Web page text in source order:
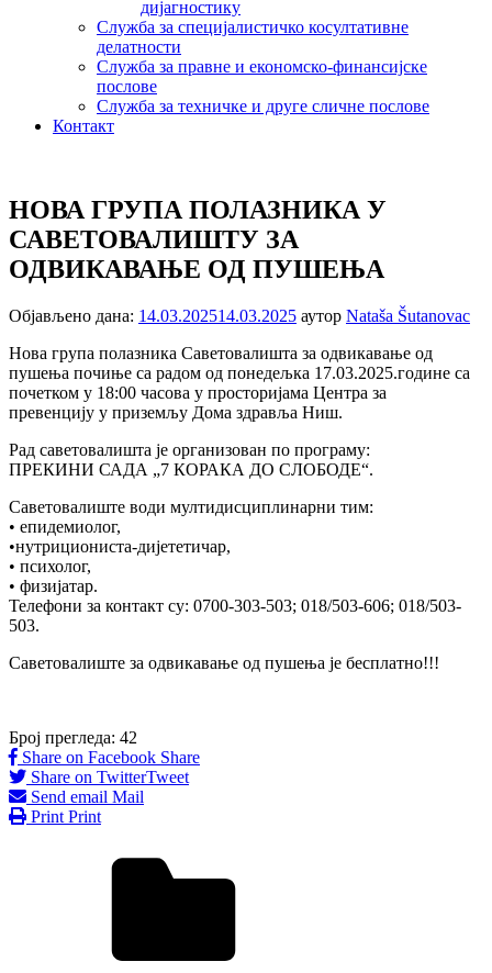
дијагностику
Служба за специјалистичко косултативне
делатности
Служба за правне и економско-финансијске
послове
Служба за техничке и друге сличне послове
Контакт
НОВА ГРУПА ПОЛАЗНИКА У
САВЕТОВАЛИШТУ ЗА
ОДВИКАВАЊЕ ОД ПУШЕЊА
Објављено дана: 14.03.202514.03.2025 аутор Nataša Šutanovac
Нова група полазника Саветовалишта за одвикавање од
пушења почиње са радом од понедељка 17.03.2025.године са
почетком у 18:00 часова у просторијама Центра за
превенцију у приземљу Дома здравља Ниш.
Рад саветовалишта је организован по програму:
ПРЕКИНИ САДА „7 КОРАКА ДО СЛОБОДЕ“.
Саветовалиште води мултидисциплинарни тим:
• епидемиолог,
•нутрициониста-дијететичаp,
• психолог,
• физијатар.
Телефони за контакт су: 0700-303-503; 018/503-606; 018/503-
503.
Саветовалиште за одвикавање од пушења је бесплатно!!!
Број прегледа: 42
Share on Facebook Share
Share on TwitterTweet
Send email Mail
Print Print